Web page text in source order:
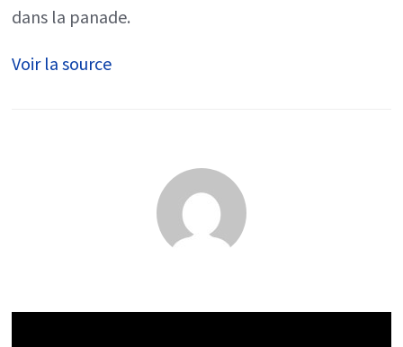
dans la panade.
Voir la source